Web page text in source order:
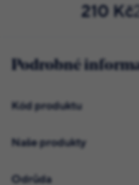
210 Kč
Podrobné
Kód produktu
Naše produkty
Odrůda